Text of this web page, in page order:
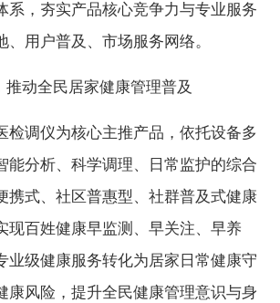
系，夯实产品核心竞争力与专业服务
、用户普及、市场服务网络。
动全民居家健康管理普及
检调仪为核心主推产品，依托设备多
能分析、科学调理、日常监护的综合
携式、社区普惠型、社群普及式健康
现百姓健康早监测、早关注、早养
业级健康服务转化为居家日常健康守
康风险，提升全民健康管理意识与身